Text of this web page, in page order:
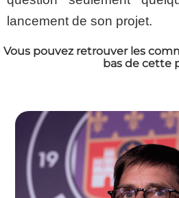
lancement de son projet.
Vous pouvez retrouver les
bas de cette